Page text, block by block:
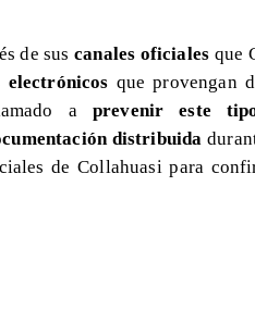
de sus canales oficiales que
que provengan
a prevenir este
distribuida
de Collahuasi para